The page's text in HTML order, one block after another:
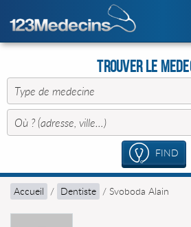
Trouver le
FIND
Accueil / Dentiste / Svoboda Alain